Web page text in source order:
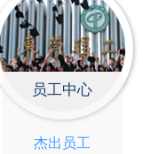
员工中心
杰出员工